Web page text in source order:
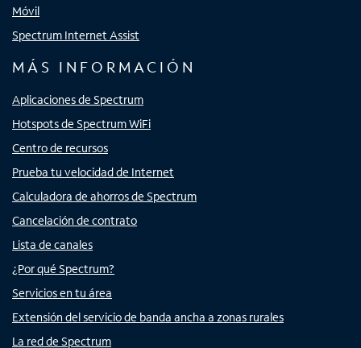
Móvil
Spectrum Internet Assist
MÁS INFORMACIÓN
Aplicaciones de Spectrum
Hotspots de Spectrum WiFi
Centro de recursos
Prueba tu velocidad de Internet
Calculadora de ahorros de Spectrum
Cancelación de contrato
Lista de canales
¿Por qué Spectrum?
Servicios en tu área
Extensión del servicio de banda ancha a zonas rurales
La red de Spectrum